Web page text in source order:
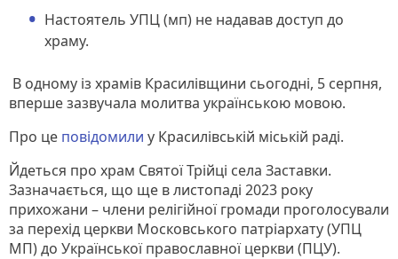
Настоятель УПЦ (мп) не надавав доступ до
храму.
В одному із храмів Красилівщини сьогодні, 5 серпня,
вперше зазвучала молитва українською мовою.
Про це повідомили у Красилівській міській раді.
Йдеться про храм Святої Трійці села Заставки.
Зазначається, що ще в листопаді 2023 року
прихожани – члени релігійної громади проголосували
за перехід церкви Московського патріархату (УПЦ
МП) до Української православної церкви (ПЦУ).